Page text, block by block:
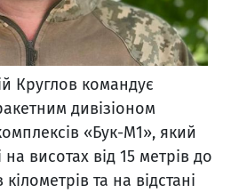
Круглов командує
дивізіоном
«Бук-М1», який
висотах від 15 метрів до
та на відстані